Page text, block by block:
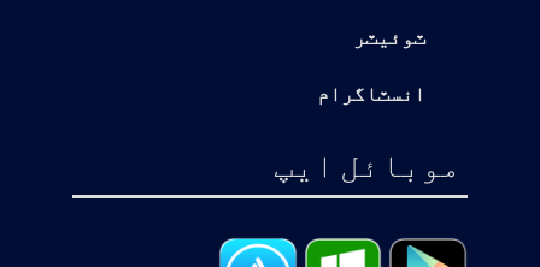
ٽوئيٽر
انسٽاگرام
موبائل ايپ